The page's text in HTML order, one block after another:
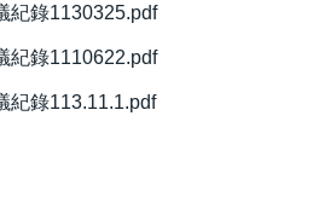
紀錄1130325.pdf
紀錄1110622.pdf
紀錄113.11.1.pdf